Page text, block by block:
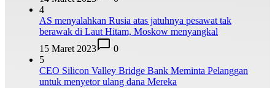
4
AS menyalahkan Rusia atas jatuhnya pesawat tak
berawak di Laut Hitam, Moskow menyangkal
15 Maret 2023
0
5
CEO Silicon Valley Bridge Bank Meminta Pelanggan
untuk menyetor ulang dana Mereka